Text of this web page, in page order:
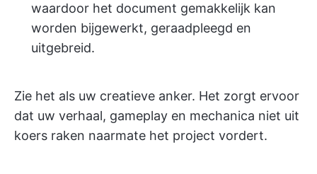
waardoor het document gemakkelijk kan
worden bijgewerkt, geraadpleegd en
uitgebreid.
Zie het als uw creatieve anker. Het zorgt ervoor
dat uw verhaal, gameplay en mechanica niet uit
koers raken naarmate het project vordert.